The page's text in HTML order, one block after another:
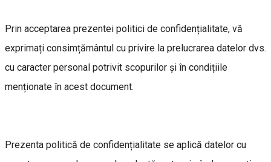
Prin acceptarea prezentei politici de confidențialitate, vă
exprimați consimțământul cu privire la prelucrarea datelor dvs.
cu caracter personal potrivit scopurilor și în condițiile
menționate în acest document.
Prezenta politică de confidențialitate se aplică datelor cu